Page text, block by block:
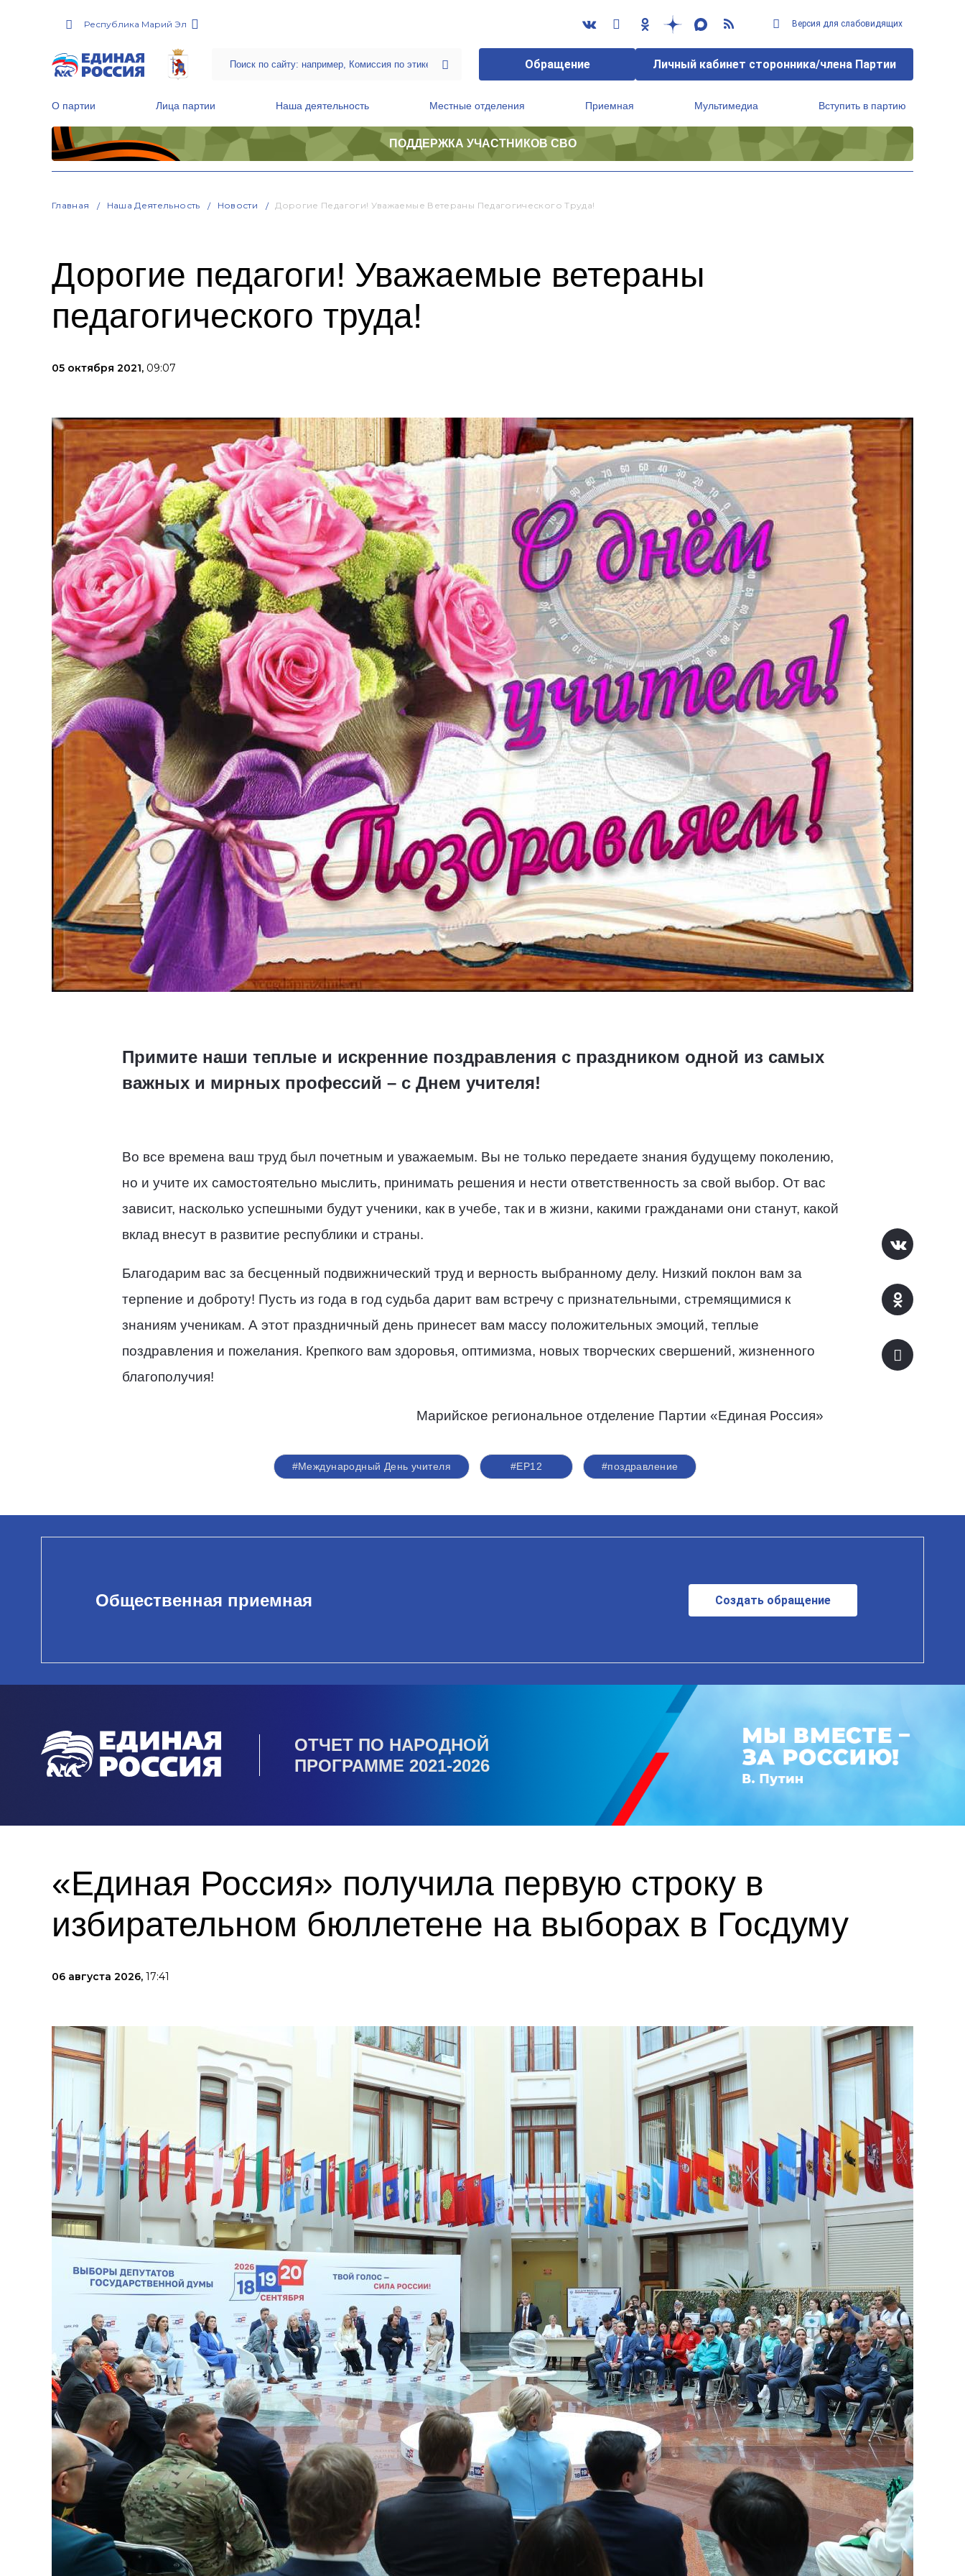
Республика Марий Эл Версия для слабовидящих
Обращение Личный кабинет сторонника/члена Партии
О партии Лица партии Наша деятельность Местные отделения Приемная Мультимедиа Вступить в партию
ПОДДЕРЖКА УЧАСТНИКОВ СВО
Главная Наша Деятельность Новости Дорогие Педагоги! Уважаемые Ветераны Педагогического Труда!
Дорогие педагоги! Уважаемые ветераны
педагогического труда!
05 октября 2021, 09:07
Примите наши теплые и искренние поздравления с праздником одной из самых
важных и мирных профессий – с Днем учителя!
Во все времена ваш труд был почетным и уважаемым. Вы не только передаете знания будущему поколению,
но и учите их самостоятельно мыслить, принимать решения и нести ответственность за свой выбор. От вас
зависит, насколько успешными будут ученики, как в учебе, так и в жизни, какими гражданами они станут, какой
вклад внесут в развитие республики и страны.
Благодарим вас за бесценный подвижнический труд и верность выбранному делу. Низкий поклон вам за
терпение и доброту! Пусть из года в год судьба дарит вам встречу с признательными, стремящимися к
знаниям ученикам. А этот праздничный день принесет вам массу положительных эмоций, теплые
поздравления и пожелания. Крепкого вам здоровья, оптимизма, новых творческих свершений, жизненного
благополучия!
Марийское региональное отделение Партии «Единая Россия»
#Международный День учителя #ЕР12 #поздравление
Общественная приемная Создать обращение
ОТЧЕТ ПО НАРОДНОЙ
ПРОГРАММЕ 2021-2026
«Единая Россия» получила первую строку в
избирательном бюллетене на выборах в Госдуму
06 августа 2026, 17:41